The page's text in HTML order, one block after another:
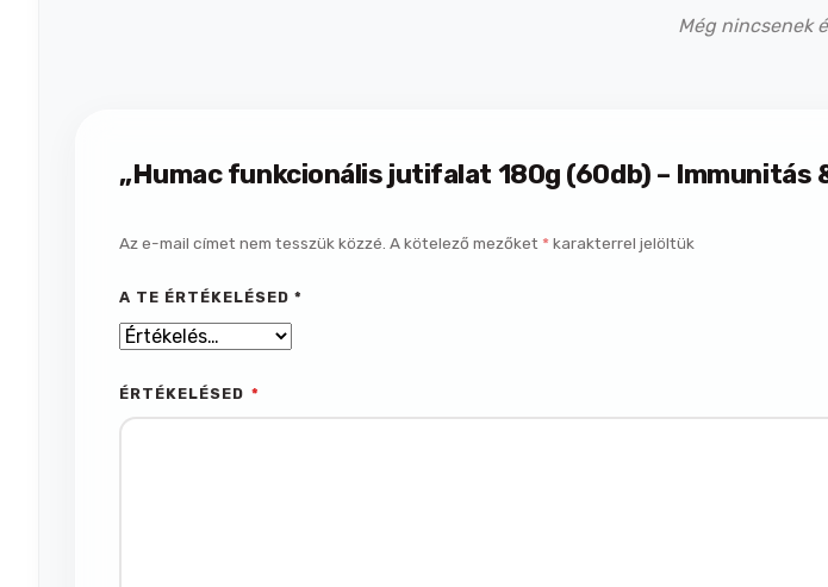
Még nincsenek
„Humac funkcionális jutifalat 180g (60db) – Immunitás
Az e-mail címet nem tesszük közzé. A kötelező mezőket *karakterrel jelöltük
A TE ÉRTÉKELÉSED*
ÉRTÉKELÉSED *